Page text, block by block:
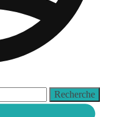
Recherche